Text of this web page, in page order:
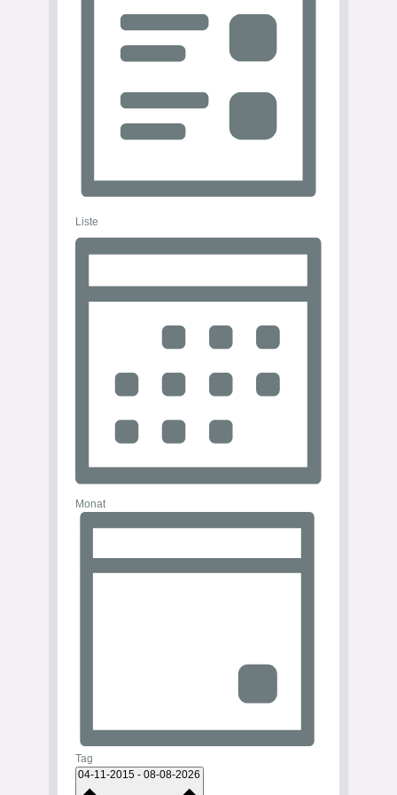
Liste
Monat
Tag
04-11-2015 - 08-08-2026